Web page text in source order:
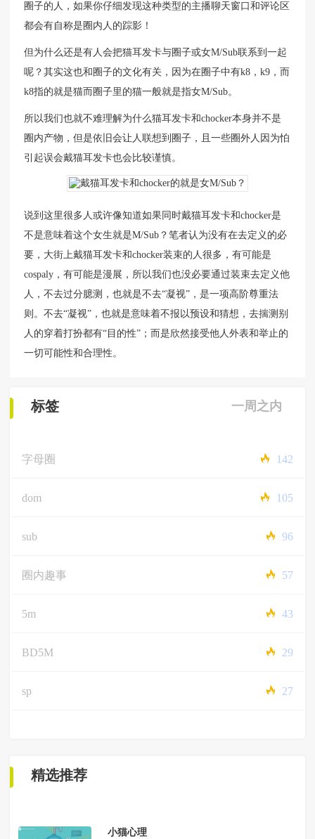
圈子的人，如果你仔细发现这种类型的主播聊天窗口和评论区
都会有自称是圈内人的踪影！
但为什么还是有人会把猫耳发卡与圈子或女M/Sub联系到一起
呢？其实这也和圈子的文化有关，因为在圈子中有k8，k9，而
k8指的就是猫而圈子里的猫一般就是指女M/Sub。
所以我们也就不难理解为什么猫耳发卡和chocker本身并不是
圈内产物，但是依旧会让人联想到圈子，且一些圈外人因为怕
引起误会戴猫耳发卡也会比较谨慎。
说到这里很多人或许像知道如果同时戴猫耳发卡和chocker是
不是意味着这个女生就是M/Sub？笔者认为没有在去定义的必
要，大街上戴猫耳发卡和chocker装束的人很多，有可能是
cospaly，有可能是漫展，所以我们也没必要通过装束去定义他
人，不去过分臆测，也就是不去“凝视”，是一项高阶尊重法
则。不去“凝视”，也就是意味着不报以预设和猜想，去揣测别
人的穿着打扮都有“目的性”；而是欣然接受他人外表和举止的
一切可能性和合理性。
标签 一周之内
字母圈 142
dom 105
sub 96
圈内趣事 57
5m 43
BD5M 29
sp 27
精选推荐
小猫心理